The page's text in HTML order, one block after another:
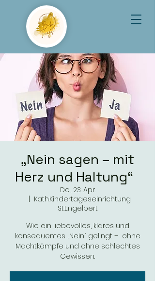
„Nein sagen – mit
Herz und Haltung“
Do., 23. Apr.
Kath.Kindertageseinrichtung
St.Engelbert
Wie ein liebevolles, klares und
konsequentes „Nein“ gelingt – ohne
Machtkämpfe und ohne schlechtes
Gewissen.